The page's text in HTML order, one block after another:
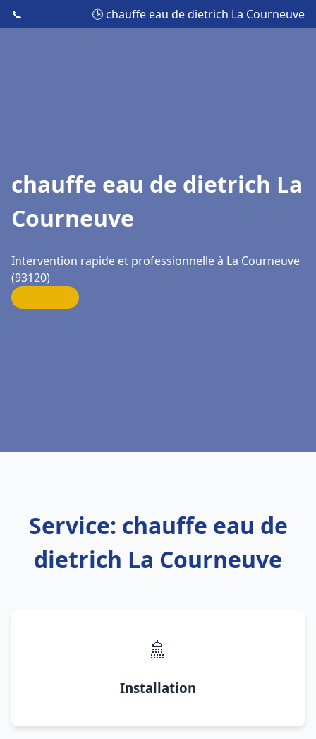
📞 🕒 chauffe eau de dietrich La Courneuve
chauffe eau de dietrich La
Courneuve
Intervention rapide et professionnelle à La Courneuve
(93120)
Service: chauffe eau de
dietrich La Courneuve
🚿
Installation